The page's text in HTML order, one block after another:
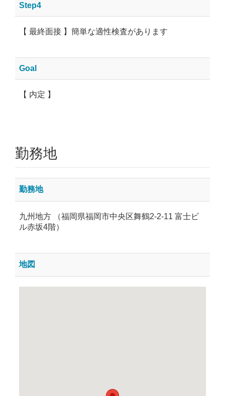
Step4
【 最終面接 】簡単な適性検査があります
Goal
【 内定 】
勤務地
勤務地
九州地方 （福岡県福岡市中央区舞鶴2-2-11 富士ビ
ル赤坂4階）
地図